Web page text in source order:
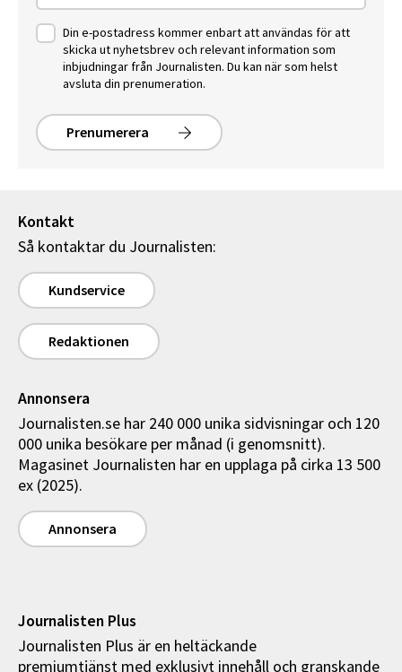
Din e-postadress kommer enbart att användas för att
skicka ut nyhetsbrev och relevant information som
inbjudningar från Journalisten. Du kan när som helst
avsluta din prenumeration.
Prenumerera
Kontakt
Så kontaktar du Journalisten:
Kundservice
Redaktionen
Annonsera
Journalisten.se har 240 000 unika sidvisningar och 120
000 unika besökare per månad (i genomsnitt).
Magasinet Journalisten har en upplaga på cirka 13 500
ex (2025).
Annonsera
Journalisten Plus
Journalisten Plus är en heltäckande
premiumtjänst med exklusivt innehåll och granskande